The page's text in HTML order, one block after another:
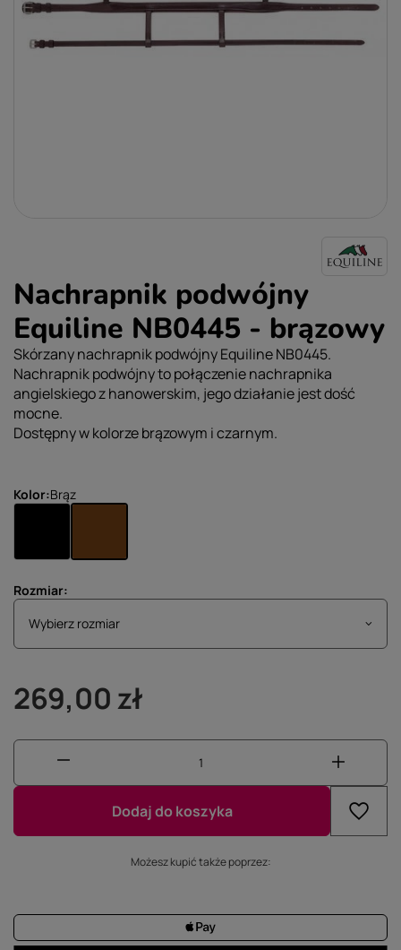
Nachrapnik podwójny
Equiline NB0445 - brązowy
Skórzany nachrapnik podwójny Equiline NB0445.
Nachrapnik podwójny to połączenie nachrapnika
angielskiego z hanowerskim, jego działanie jest dość
mocne.
Dostępny w kolorze brązowym i czarnym.
Kolor Brąz
Rozmiar
Wybierz rozmiar
Wybierz rozmiar
269,00 zł
Dodaj do koszyka
Możesz kupić także poprzez: